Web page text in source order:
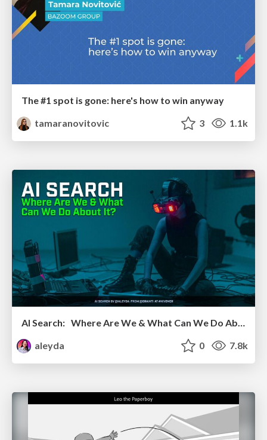
The #1 spot is gone: here's how to win anyway
tamaranovitovic
3 1.1k
AI Search: Where Are We & What Can We Do About It?
aleyda
0 7.8k